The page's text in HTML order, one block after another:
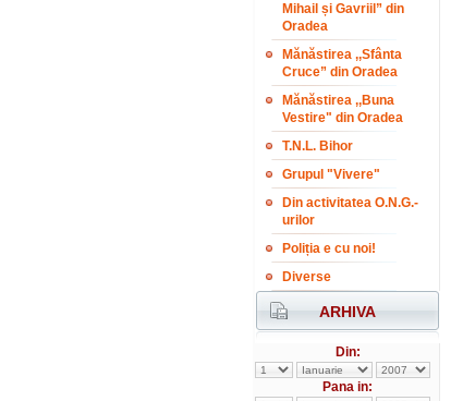
Mihail și Gavriil” din
Oradea
Mănăstirea ,,Sfânta
Cruce” din Oradea
Mănăstirea ,,Buna
Vestire" din Oradea
T.N.L. Bihor
Grupul "Vivere"
Din activitatea O.N.G.-
urilor
Poliția e cu noi!
Diverse
ARHIVA
Din:
Pana in: